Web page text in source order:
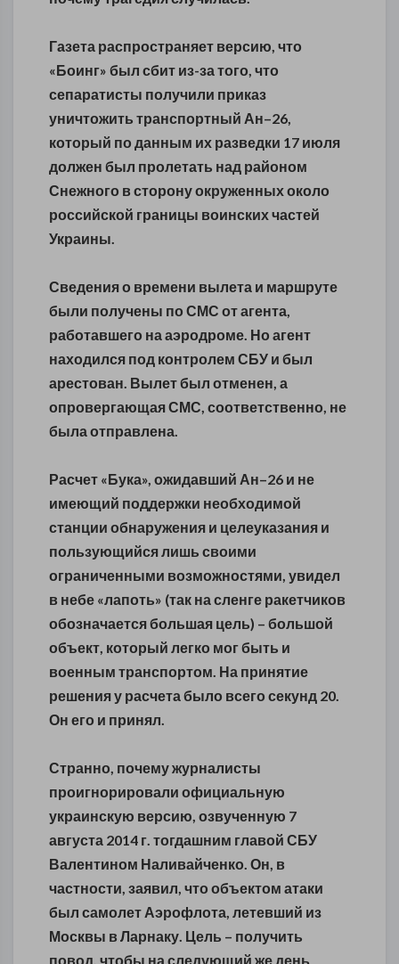
Газета распространяет версию, что
«Боинг» был сбит из-за того, что
сепаратисты получили приказ
уничтожить транспортный Ан–26,
который по данным их разведки 17 июля
должен был пролетать над районом
Снежного в сторону окруженных около
российской границы воинских частей
Украины.
Сведения о времени вылета и маршруте
были получены по СМС от агента,
работавшего на аэродроме. Но агент
находился под контролем СБУ и был
арестован. Вылет был отменен, а
опровергающая СМС, соответственно, не
была отправлена.
Расчет «Бука», ожидавший Ан–26 и не
имеющий поддержки необходимой
станции обнаружения и целеуказания и
пользующийся лишь своими
ограниченными возможностями, увидел
в небе «лапоть» (так на сленге ракетчиков
обозначается большая цель) – большой
объект, который легко мог быть и
военным транспортом. На принятие
решения у расчета было всего секунд 20.
Он его и принял.
Странно, почему журналисты
проигнорировали официальную
украинскую версию, озвученную 7
августа 2014 г. тогдашним главой СБУ
Валентином Наливайченко. Он, в
частности, заявил, что объектом атаки
был самолет Аэрофлота, летевший из
Москвы в Ларнаку. Цель – получить
повод, чтобы на следующий же день